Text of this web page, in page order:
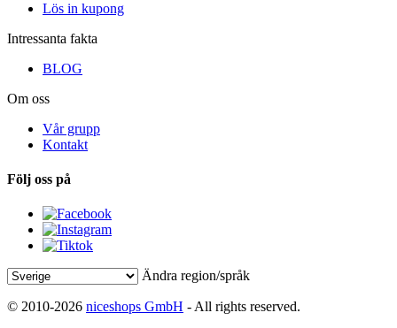
Lös in kupong
Intressanta fakta
BLOG
Om oss
Vår grupp
Kontakt
Följ oss på
Ändra region/språk
© 2010-2026 niceshops GmbH - All rights reserved.